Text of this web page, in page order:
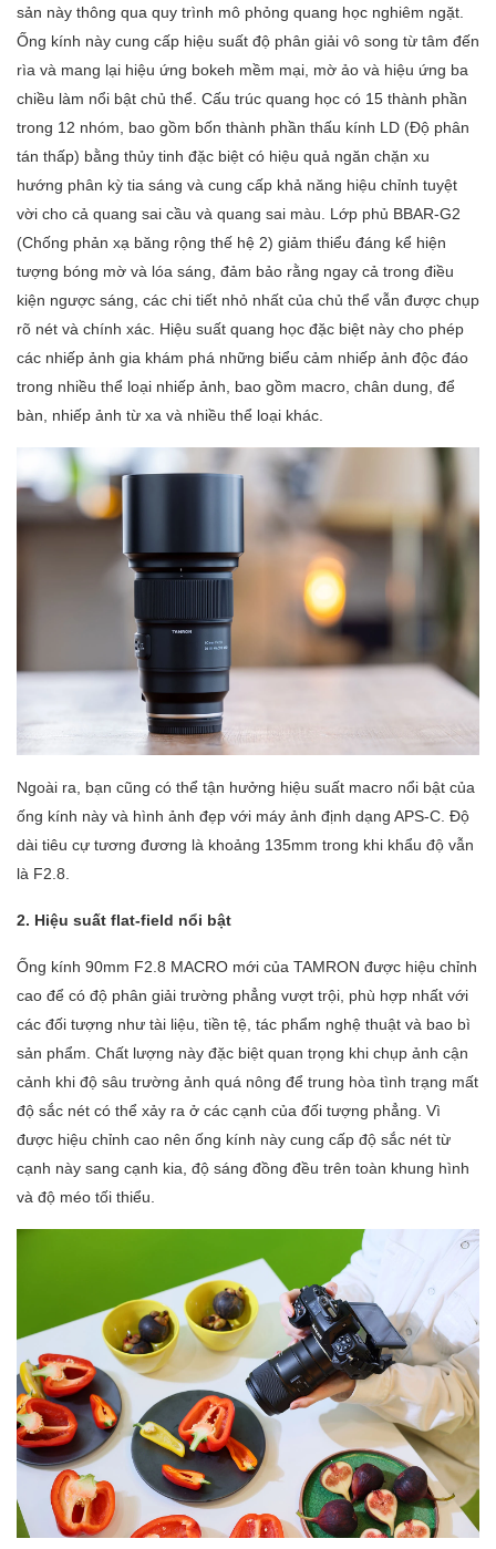
sản này thông qua quy trình mô phỏng quang học nghiêm ngặt.
Ống kính này cung cấp hiệu suất độ phân giải vô song từ tâm đến
rìa và mang lại hiệu ứng bokeh mềm mại, mờ ảo và hiệu ứng ba
chiều làm nổi bật chủ thể. Cấu trúc quang học có 15 thành phần
trong 12 nhóm, bao gồm bốn thành phần thấu kính LD (Độ phân
tán thấp) bằng thủy tinh đặc biệt có hiệu quả ngăn chặn xu
hướng phân kỳ tia sáng và cung cấp khả năng hiệu chỉnh tuyệt
vời cho cả quang sai cầu và quang sai màu. Lớp phủ BBAR-G2
(Chống phản xạ băng rộng thế hệ 2) giảm thiểu đáng kể hiện
tượng bóng mờ và lóa sáng, đảm bảo rằng ngay cả trong điều
kiện ngược sáng, các chi tiết nhỏ nhất của chủ thể vẫn được chụp
rõ nét và chính xác. Hiệu suất quang học đặc biệt này cho phép
các nhiếp ảnh gia khám phá những biểu cảm nhiếp ảnh độc đáo
trong nhiều thể loại nhiếp ảnh, bao gồm macro, chân dung, để
bàn, nhiếp ảnh từ xa và nhiều thể loại khác.
Ngoài ra, bạn cũng có thể tận hưởng hiệu suất macro nổi bật của
ống kính này và hình ảnh đẹp với máy ảnh định dạng APS-C. Độ
dài tiêu cự tương đương là khoảng 135mm trong khi khẩu độ vẫn
là F2.8.
2. Hiệu suất flat-field nổi bật
Ống kính 90mm F2.8 MACRO mới của TAMRON được hiệu chỉnh
cao để có độ phân giải trường phẳng vượt trội, phù hợp nhất với
các đối tượng như tài liệu, tiền tệ, tác phẩm nghệ thuật và bao bì
sản phẩm. Chất lượng này đặc biệt quan trọng khi chụp ảnh cận
cảnh khi độ sâu trường ảnh quá nông để trung hòa tình trạng mất
độ sắc nét có thể xảy ra ở các cạnh của đối tượng phẳng. Vì
được hiệu chỉnh cao nên ống kính này cung cấp độ sắc nét từ
cạnh này sang cạnh kia, độ sáng đồng đều trên toàn khung hình
và độ méo tối thiểu.